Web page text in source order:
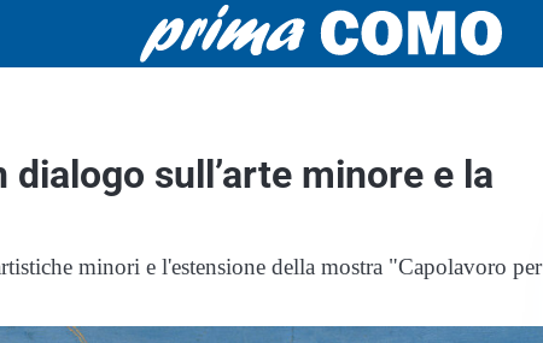
sull’arte minore e la
minori e l'estensione della mostra "Capolavoro per